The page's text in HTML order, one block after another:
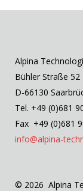
Alpina
Bühler Straße 52
D-66130
Tel. +49 (0)681
Fax +49 (0)681
info@alpina-
© 2026 Alpina